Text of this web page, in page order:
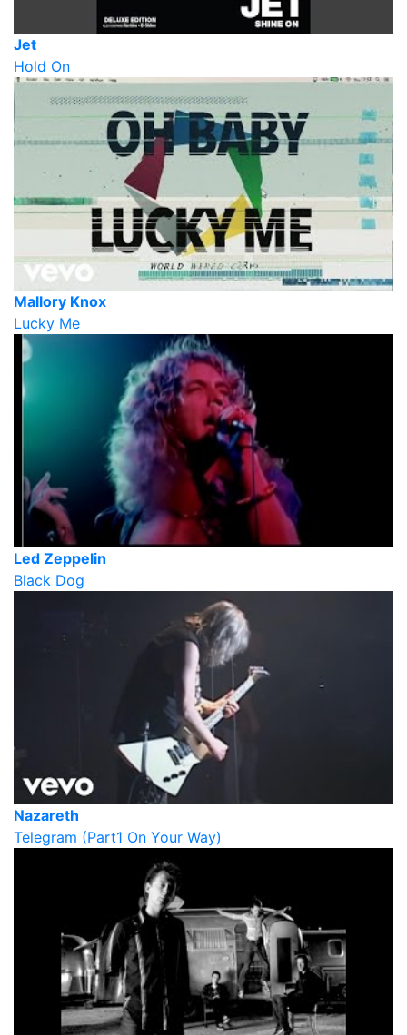
Jet
Hold On
Mallory Knox
Lucky Me
Led Zeppelin
Black Dog
Nazareth
Telegram (Part1 On Your Way)